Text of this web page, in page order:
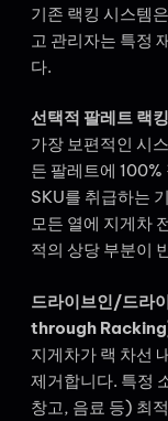
기존 랙킹 시스템
고 관리자는 특정
다.
선택적 팔레트
가장 보편적인 시
든 팔레트에
SKU를 취급하는
모든 열에 지게차
적의 상당 부분이
드라이브인/드라
through
지게차가 랙 차선
제거합니다. 특정
창고, 음료 등) 최